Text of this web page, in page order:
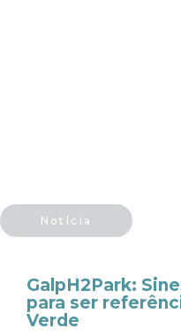
Notícia
GalpH2Park:
para ser
Verde